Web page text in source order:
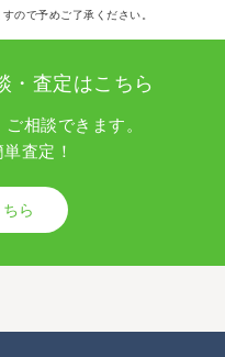
ので予めご了承ください。
・査定はこちら
相談できます。
査定！
ら